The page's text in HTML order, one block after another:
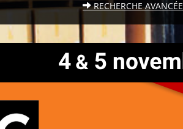
RECHERCHE AVANCÉE